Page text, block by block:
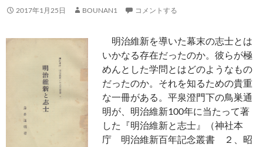
2017年1月25日 BOUNAN1 コメントする
明治維新を導いた幕末の志士とは
いかなる存在だったのか。彼らが極
めんとした学問とはどのようなもの
だったのか。それを知るための貴重
な一冊がある。平泉澄門下の鳥巣通
明が、明治維新100年に当たって著
した『明治維新と志士』（神社本
庁 明治維新百年記念叢書 ２、昭